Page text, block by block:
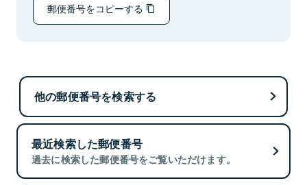
郵便番号をコピーする
他の郵便番号を検索する
最近検索した郵便番号
過去に検索した郵便番号をご覧いただけます。